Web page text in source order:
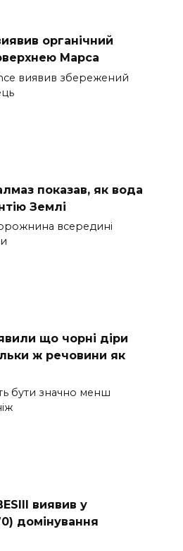
органічний
Марса
виявив збережений
показав, як вода
Землі
всередині
що чорні діри
ж речовини як
бути значно менш
виявив у
домінування